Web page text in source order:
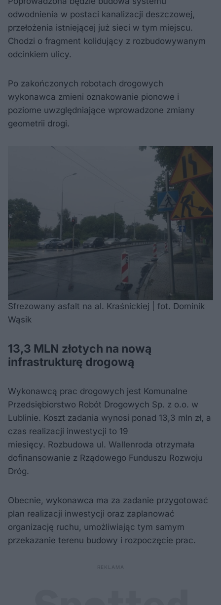
odwodnienia w postaci kanalizacji deszczowej,
przełożenia istniejącej już sieci w tym miejscu.
Chodzi o fragment kolidujący z rozbudowywanym
odcinkiem ulicy.
Po zakończonych robotach drogowych
wykonawca zmieni oznakowanie pionowe i
poziome uwzględniające wprowadzone zmiany
geometrii drogi.
Sfrezowany asfalt na al. Kraśnickiej | fot. Dominik
Wąsik
13,3 MLN złotych na nową
infrastrukturę drogową
Wykonawcą prac drogowych jest Komunalne
Przedsiębiorstwo Robót Drogowych Sp. z o.o. w
Lublinie. Koszt zadania wynosi ponad 13,3 mln zł, a
czas realizacji inwestycji to 19
miesięcy. Rozbudowa ul. Wallenroda otrzymała
dofinansowanie z Rządowego Funduszu Rozwoju
Dróg.
Obecnie, wykonawca ma za zadanie przygotować
plan realizacji inwestycji oraz zaplanować
organizację ruchu, umożliwiając tym samym
przekazanie terenu budowy i rozpoczęcie prac.